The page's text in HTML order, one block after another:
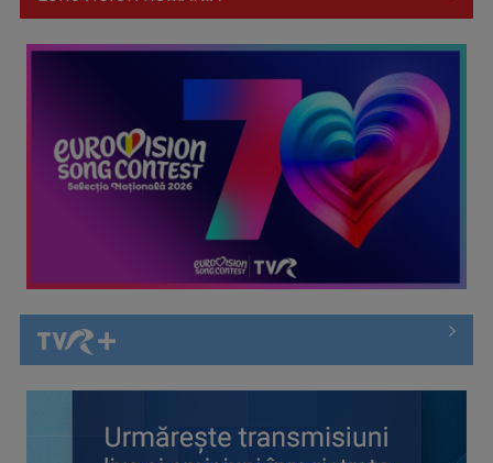
(P) 5 platforme de meditații online din România în 2026
(P) Plajele din broșuri și regulile pentru vizitatori: ce nu îți